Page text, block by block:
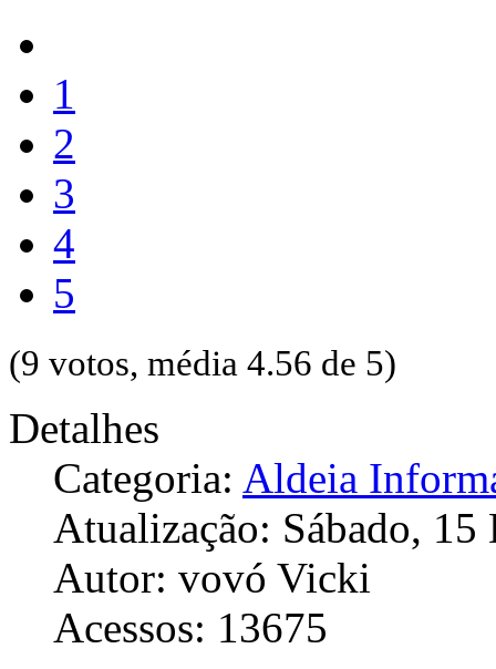
1
2
3
4
5
(9 votos, média 4.56 de 5)
Detalhes
Categoria: Aldeia
Atualização: Sábado,
Autor: vovó Vicki
Acessos: 13675